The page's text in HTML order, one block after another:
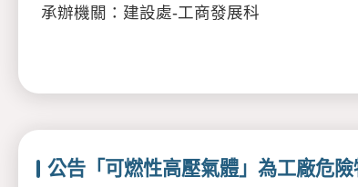
承辦機關：建設處-工商發展科
公告「可燃性高壓氣體」為工廠危